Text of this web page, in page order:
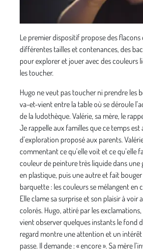
Le premier dispositif propose des
différentes tailles et contenances, des
pour explorer et jouer avec des couleurs
les toucher.
Hugo ne veut pas toucher ni prendre les
va-et-vient entre la table où se déroule
de la ludothèque. Valérie, sa mère, le
Je rappelle aux familles que ce temps est
d’exploration proposé aux parents.
commentant ce qu’elle voit et ce qu’elle
couleur de peinture très liquide dans
en plastique, puis une autre et fait
barquette : les couleurs se mélangent en
Elle clame sa surprise et son plaisir à voir
colorés. Hugo, attiré par les
vient observer quelques instants le fond
regard montre une attention et un intérêt
passe. Il demande : « encore ». Sa mère